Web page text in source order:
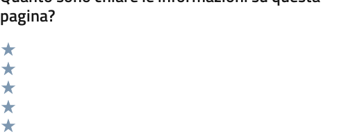
pagina?
Valuta 5 stelle su 5
Valuta 4 stelle su 5
Valuta 3 stelle su 5
Valuta 2 stelle su 5